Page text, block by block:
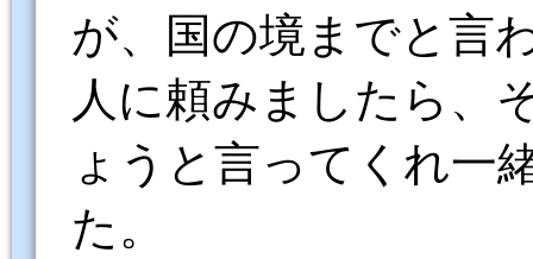
が、国の境までと言
人に頼みましたら、
ょうと言ってくれ一
た。